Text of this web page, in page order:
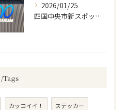
2026/01/25
四国中央市新スポット？！
Tags
カッコイイ！ ステッカー